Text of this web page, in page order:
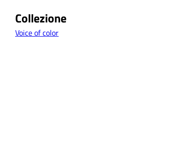
Collezione
Voice of color